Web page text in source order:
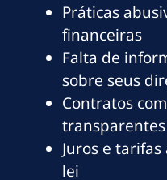
Práticas
financeiras
Falta de
sobre seus
Contratos
transparentes
Juros e
lei